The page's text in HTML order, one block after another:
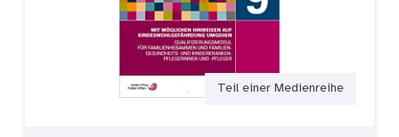
Teil einer Medienreihe